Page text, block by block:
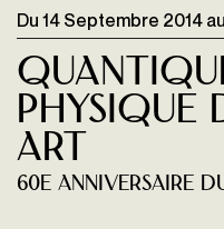
Du 14 Septembre 2014 au
Physique
Art
60e anniversaire du